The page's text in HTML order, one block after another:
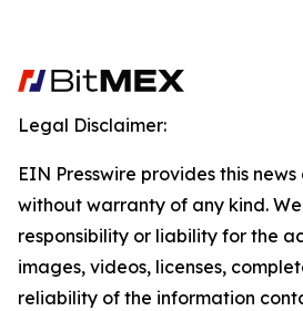
Legal Disclaimer:
EIN Presswire provides this
without warranty of any kind.
responsibility or liability for the
images, videos, licenses,
reliability of the information